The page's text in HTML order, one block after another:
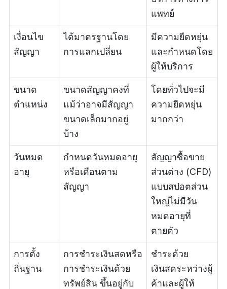
แพทย์
เงื่อนไข
สัญญา
ได้มาตรฐานโดย
การแลกเปลี่ยน
มีความยืดหยุ่น
และกำหนดโดย
ผู้ให้บริการ
ขนาด
ตำแหน่ง
ขนาดสัญญาคงที่
แม้ว่าอาจมีสัญญา
ขนาดเล็กมากอยู่
บ้าง
โดยทั่วไปจะมี
ความยืดหยุ่น
มากกว่า
วันหมด
อายุ
กำหนดวันหมดอายุ
หรือเดือนตาม
สัญญา
สัญญาซื้อขาย
ส่วนต่าง (CFD)
แบบสปอตส่วน
ใหญ่ไม่มีวัน
หมดอายุที่
ตายตัว
การตั้ง
ถิ่นฐาน
การชำระเงินสดหรือ
การชำระเงินด้วย
ทรัพย์สิน ขึ้นอยู่กับ
ชำระด้วย
เงินสดระหว่างผู้
ค้าและผู้ให้